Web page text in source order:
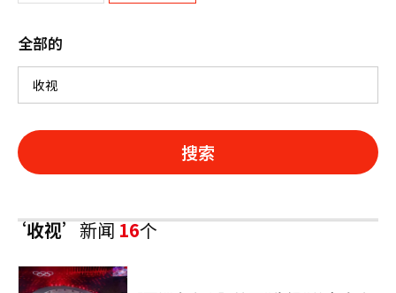
全部的
搜索
‘收视’新闻16个